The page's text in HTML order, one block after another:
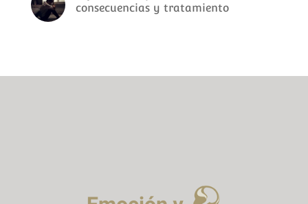
consecuencias y tratamiento